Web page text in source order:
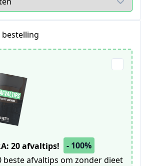
bestelling
20 afvaltips!
- 100%
beste afvaltips om zonder dieet